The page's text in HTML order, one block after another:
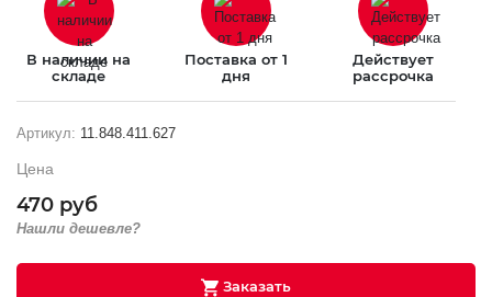
В наличии на
складе
Поставка от 1
дня
Действует
рассрочка
Артикул: 11.848.411.627
Цена
470 руб
Нашли дешевле?
Заказать